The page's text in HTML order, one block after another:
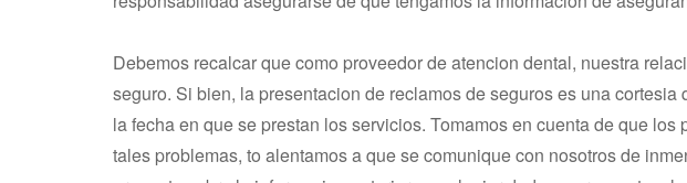
Debemos recalcar que como proveedor de atencion dental, nuestra
seguro. Si bien, la presentacion de reclamos de seguros es una
la fecha en que se prestan los servicios. Tomamos en cuenta de que
tales problemas, to alentamos a que se comunique con nosotros de